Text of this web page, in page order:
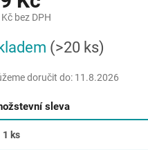
bez DPH
(>20 ks)
doručit do: 11.8.2026
sleva
1 ks